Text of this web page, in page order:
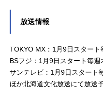
放送情報
TOKYO MX：1月9日スタート
BSフジ：1月9日スタート毎週
サンテレビ：1月9日スタート
ほか北海道文化放送にて放送